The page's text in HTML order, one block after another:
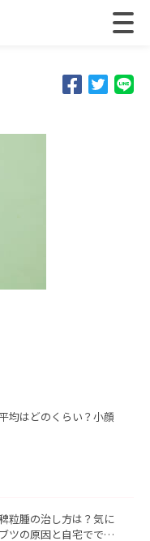
均はどのくらい？小顔
粒腫の治し方は？気に
ツの原因と自宅ででき